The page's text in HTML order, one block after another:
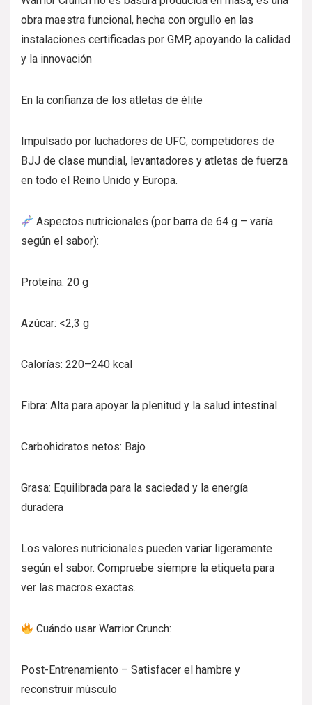
obra maestra funcional, hecha con orgullo en las
instalaciones certificadas por GMP, apoyando la calidad
y la innovación
En la confianza de los atletas de élite
Impulsado por luchadores de UFC, competidores de
BJJ de clase mundial, levantadores y atletas de fuerza
en todo el Reino Unido y Europa.
Aspectos nutricionales (por barra de 64 g – varía
según el sabor):
Proteína: 20 g
Azúcar: <2,3 g
Calorías: 220–240 kcal
Fibra: Alta para apoyar la plenitud y la salud intestinal
Carbohidratos netos: Bajo
Grasa: Equilibrada para la saciedad y la energía
duradera
Los valores nutricionales pueden variar ligeramente
según el sabor. Compruebe siempre la etiqueta para
ver las macros exactas.
Cuándo usar Warrior Crunch:
Post-Entrenamiento – Satisfacer el hambre y
reconstruir músculo